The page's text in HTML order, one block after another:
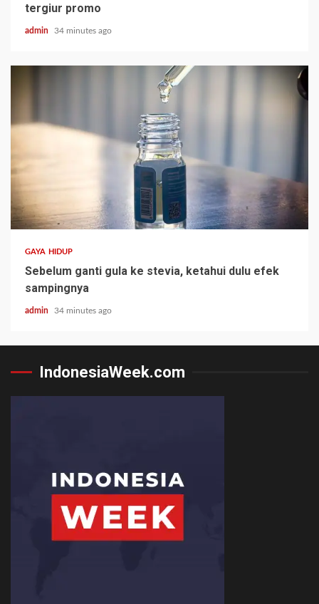
tergiur promo
admin 34 minutes ago
GAYA HIDUP
Sebelum ganti gula ke stevia, ketahui dulu efek
sampingnya
admin 34 minutes ago
IndonesiaWeek.com